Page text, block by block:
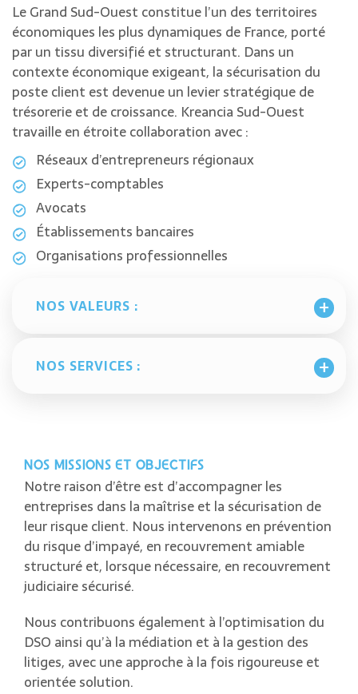
Le Grand Sud-Ouest constitue l’un des territoires
économiques les plus dynamiques de France, porté
par un tissu diversifié et structurant. Dans un
contexte économique exigeant, la sécurisation du
poste client est devenue un levier stratégique de
trésorerie et de croissance. Kreancia Sud-Ouest
travaille en étroite collaboration avec :
Réseaux d’entrepreneurs régionaux
Experts-comptables
Avocats
Établissements bancaires
Organisations professionnelles
NOS VALEURS :
NOS SERVICES :
NOS MISSIONS ET OBJECTIFS
Notre raison d’être est d’accompagner les
entreprises dans la maîtrise et la sécurisation de
leur risque client. Nous intervenons en prévention
du risque d’impayé, en recouvrement amiable
structuré et, lorsque nécessaire, en recouvrement
judiciaire sécurisé.
Nous contribuons également à l’optimisation du
DSO ainsi qu’à la médiation et à la gestion des
litiges, avec une approche à la fois rigoureuse et
orientée solution.